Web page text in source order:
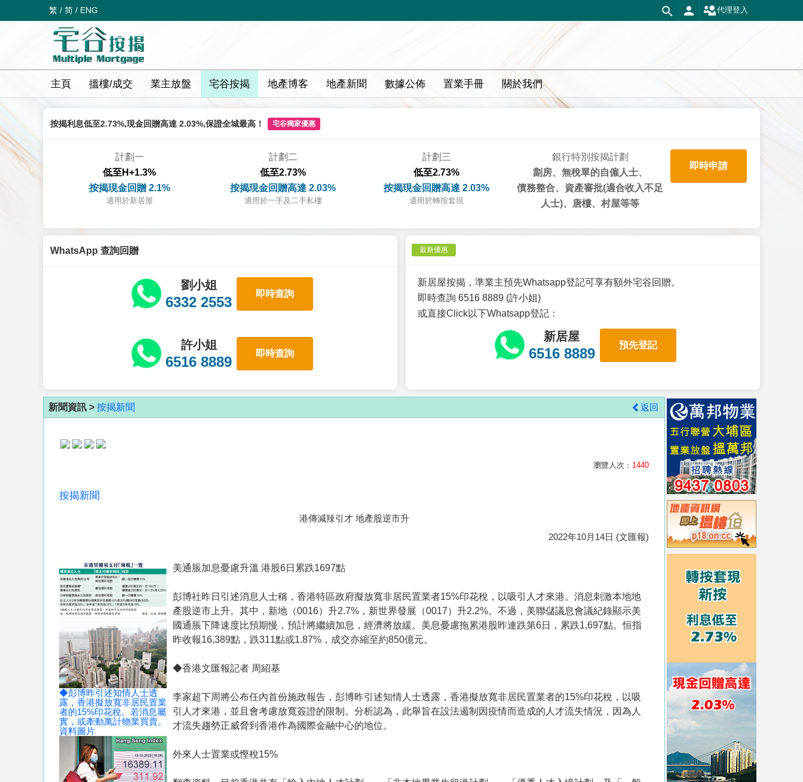
繁 / 简 / ENG 代理登入
主頁 搵樓/成交 業主放盤 宅谷按揭 地產博客 地產新聞 數據公佈 置業手冊 關於我們
按揭利息低至2.73%,現金回贈高達 2.03%,保證全城最高！ 宅谷獨家優惠
計劃一
低至H+1.3%
按揭現金回贈 2.1%
適用於新居屋
計劃二
低至2.73%
按揭現金回贈高達 2.03%
適用於一手及二手私樓
計劃三
低至2.73%
按揭現金回贈高達 2.03%
適用於轉按套現
銀行特別按揭計劃
劏房、無稅單的自僱人士、
債務整合、資產審批(適合收入不足
人士)、唐樓、村屋等等
即時申請
WhatsApp 查詢回贈
劉小姐
6332 2553
即時查詢
許小姐
6516 8889
即時查詢
最新優惠
新居屋按揭，準業主預先Whatsapp登記可享有額外宅谷回贈。
即時查詢 6516 8889 (許小姐)
或直接Click以下Whatsapp登記：
新居屋
6516 8889
預先登記
新聞資訊 > 按揭新聞 返回
瀏覽人次： 1440
按揭新聞
港傳減辣引才 地產股逆市升
2022年10月14日 (文匯報)
◆彭博昨引述知情人士透
露，香港擬放寬非居民置業
者的15%印花稅。若消息屬
實，或牽動萬計物業買賣。
資料圖片
美通脹加息憂慮升溫 港股6日累跌1697點
彭博社昨日引述消息人士稱，香港特區政府擬放寬非居民置業者15%印花稅，以吸引人才來港。消息刺激本地地
產股逆市上升。其中，新地（0016）升2.7%，新世界發展（0017）升2.2%。不過，美聯儲議息會議紀錄顯示美
國通脹下降速度比預期慢，預計將繼續加息，經濟將放緩。美息憂慮拖累港股昨連跌第6日，累跌1,697點。恒指
昨收報16,389點，跌311點或1.87%，成交亦縮至約850億元。
◆香港文匯報記者 周紹基
李家超下周將公布任內首份施政報告，彭博昨引述知情人士透露，香港擬放寬非居民置業者的15%印花稅，以吸
引人才來港，並且會考慮放寬簽證的限制。分析認為，此舉旨在設法遏制因疫情而造成的人才流失情況，因為人
才流失趨勢正威脅到香港作為國際金融中心的地位。
外來人士置業或慳稅15%